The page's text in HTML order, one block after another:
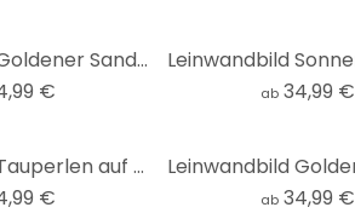
Leinwandbild Goldener Sand - Purina-Purite
€ ab 34,99 €
Leinwandbild Tauperlen auf Pusteblumen - Treechild
€ ab 34,99 €